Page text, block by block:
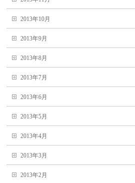
2013年10月
2013年9月
2013年8月
2013年7月
2013年6月
2013年5月
2013年4月
2013年3月
2013年2月